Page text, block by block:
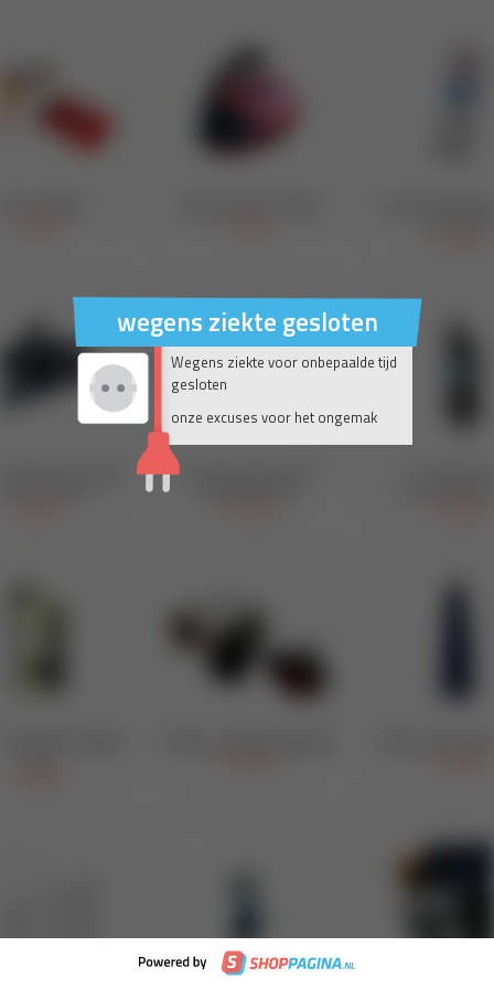
wegens ziekte gesloten
Wegens ziekte voor onbepaalde tijd
gesloten
onze excuses voor het ongemak